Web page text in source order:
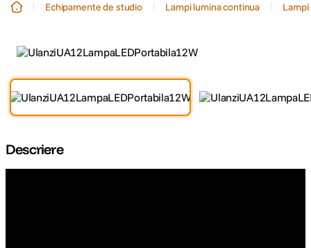
3. trepied telefon
Echipamente de studio Lampi lumina continua
Descriere